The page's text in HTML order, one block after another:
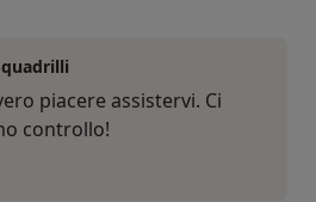
piacere assistervi. Ci
controllo!